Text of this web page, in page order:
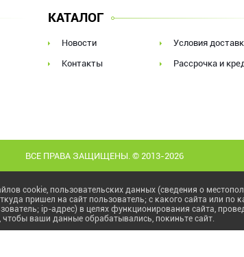
КАТАЛОГ
Новости
Контакты
Условия
Рассрочка и
ВСЕ ПРАВА ЗАЩИЩЕНЫ. © 2013-2026
cookie, пользовательских данных (сведения о
пришел на сайт пользователь; с какого сайта или по
ip-адрес) в целях функционирования сайта,
чтобы ваши данные обрабатывались, покиньте сайт.